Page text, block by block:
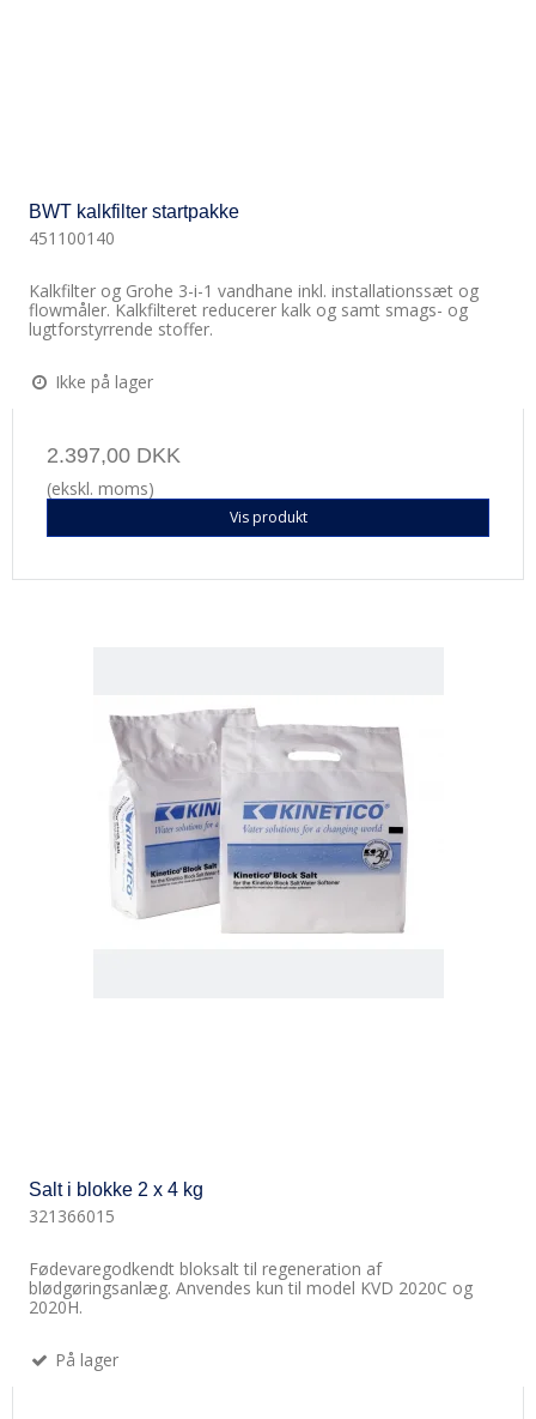
BWT kalkfilter startpakke
451100140
Kalkfilter og Grohe 3-i-1 vandhane inkl. installationssæt og
flowmåler. Kalkfilteret reducerer kalk og samt smags- og
lugtforstyrrende stoffer.
Ikke på lager
2.397,00 DKK
(ekskl. moms)
Vis produkt
Salt i blokke 2 x 4 kg
321366015
Fødevaregodkendt bloksalt til regeneration af
blødgøringsanlæg. Anvendes kun til model KVD 2020C og
2020H.
På lager